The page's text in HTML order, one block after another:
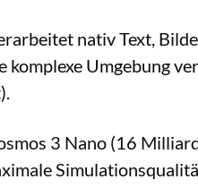
nativ Text,
komplexe Umgebung
3 Nano (16